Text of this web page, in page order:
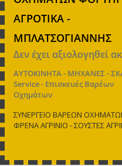
ΑΓΡΟΤΙΚΑ -
ΜΠΛΑΤΣΟΓΙΑΝΝΗΣ
Δεν έχει αξιολογηθεί
ΑΥΤΟΚΙΝΗΤΑ - ΜΗΧΑΝΕΣ -
Service - Επισκευές Βαρέων
Οχημάτων
ΣΥΝΕΡΓΕΙΟ ΒΑΡΕΩΝ
ΦΡΕΝΑ ΑΓΡΙΝΙΟ - ΣΟΥΣΤΕΣ